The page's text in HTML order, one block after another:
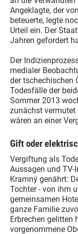
Angeklagte, der
beteuerte, legte
Urteil ein. Der
Jahren gefordert
Der
medialer
der tschechischen
Todesfälle der
Sommer 2013
zunächst vermutet
wären an einer
Gift oder
Vergiftung als
Aussagen und TV-
Kramný genährt:
Tochter - von ihm
gemeinsamen
ganze Familie
Erbrechen gelitten
vorgenommene